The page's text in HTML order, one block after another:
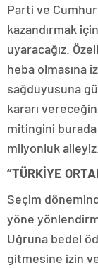
Parti ve
kazandırmak
uyaracağız.
heba olmasına
sağduyusuna
kararı
mitingini burada
milyonluk aileyiz.
“TÜRKİYE
Seçim
yöne
Uğruna bedel
gitmesine izin